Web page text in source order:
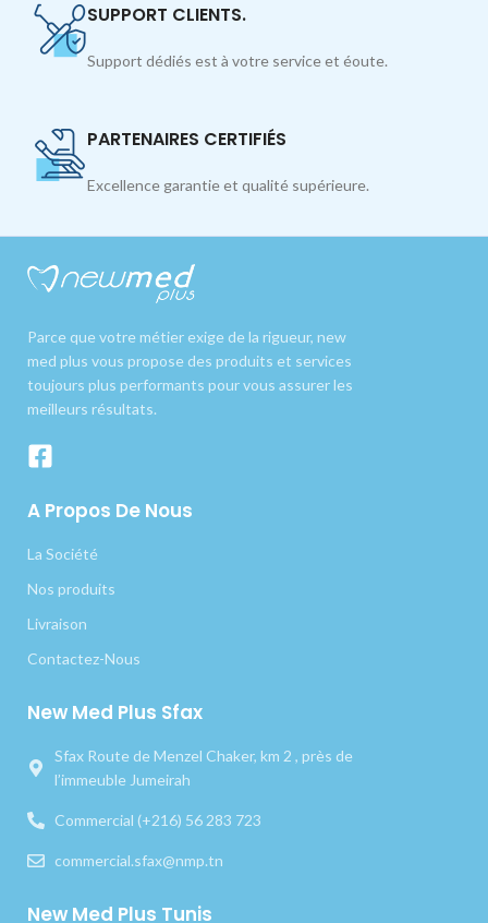
SUPPORT CLIENTS.
Support dédiés est à votre service et éoute.
PARTENAIRES CERTIFIÉS
Excellence garantie et qualité supérieure.
Parce que votre métier exige de la rigueur, new
med plus vous propose des produits et services
toujours plus performants pour vous assurer les
meilleurs résultats.
A Propos De Nous
La Société
Nos produits
Livraison
Contactez-Nous
New Med Plus Sfax
Sfax Route de Menzel Chaker, km 2 , près de
l’immeuble Jumeirah
Commercial (+216) 56 283 723
commercial.sfax@nmp.tn
New Med Plus Tunis